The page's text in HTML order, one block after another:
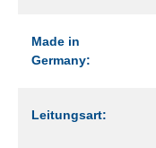
Made in
Germany:
Leitungsart: